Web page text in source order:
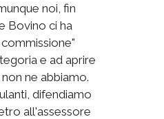
noi, fin
Bovino ci ha
e ad aprire
ne abbiamo.
difendiamo
all'assessore